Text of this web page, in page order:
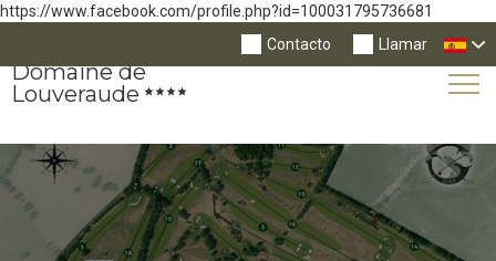
https://www.facebook.com/profile.php?id=100031795736681
Llamar
Contacto
Domaine de
Louveraude